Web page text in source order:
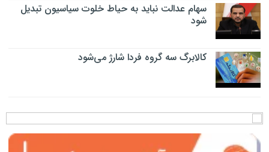
سهام عدالت نباید به حیاط خلوت سیاسیون تبدیل
شود
کالابرگ سه گروه فردا شارژ می‌شود